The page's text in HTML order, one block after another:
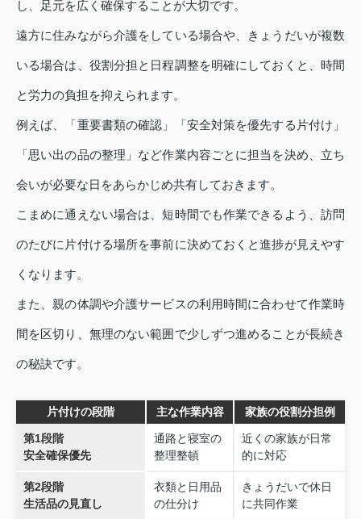
し、足元を広く確保することが大切です。
遠方に住みながら介護をしている場合や、きょうだいが複数
いる場合は、役割分担と日程調整を明確にしておくと、時間
と労力の負担を抑えられます。
例えば、「重要書類の確認」「安全対策を優先する片付け」
「思い出の品の整理」など作業内容ごとに担当を決め、立ち
会いが必要な日をあらかじめ共有しておきます。
こまめに通えない場合は、短時間でも作業できるよう、訪問
のたびに片付ける場所を事前に決めておくと進捗が見えやす
くなります。
また、親の体調や介護サービスの利用時間に合わせて作業時
間を区切り、無理のない範囲で少しずつ進めることが長続き
の秘訣です。
片付けの段階 主な作業内容 家族の役割分担例
第1段階
安全確保優先
通路と寝室の
整理整頓
近くの家族が日常
的に対応
第2段階
生活品の見直し
衣類と日用品
の仕分け
きょうだいで休日
に共同作業